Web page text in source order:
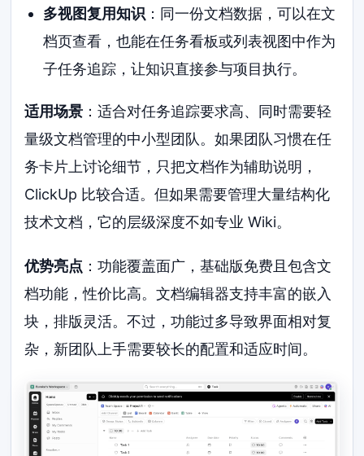
多视图复用知识 ：同一份文档数据，可以在文
档页查看，也能在任务看板或列表视图中作为
子任务追踪，让知识直接参与项目执行。
适用场景 ：适合对任务追踪要求高、同时需要轻
量级文档管理的中小型团队。如果团队习惯在任
务卡片上讨论细节，只把文档作为辅助说明，
ClickUp 比较合适。但如果需要管理大量结构化
技术文档，它的层级深度不如专业 Wiki。
优势亮点 ：功能覆盖面广，基础版免费且包含文
档功能，性价比高。文档编辑器支持丰富的嵌入
块，排版灵活。不过，功能过多导致界面相对复
杂，新团队上手需要较长的配置和适应时间。